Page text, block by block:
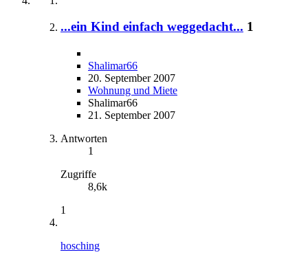
...ein Kind einfach weggedacht... 1
Shalimar66
20. September 2007
Wohnung und Miete
Shalimar66
21. September 2007
Antworten
1
Zugriffe
8,6k
1
hosching